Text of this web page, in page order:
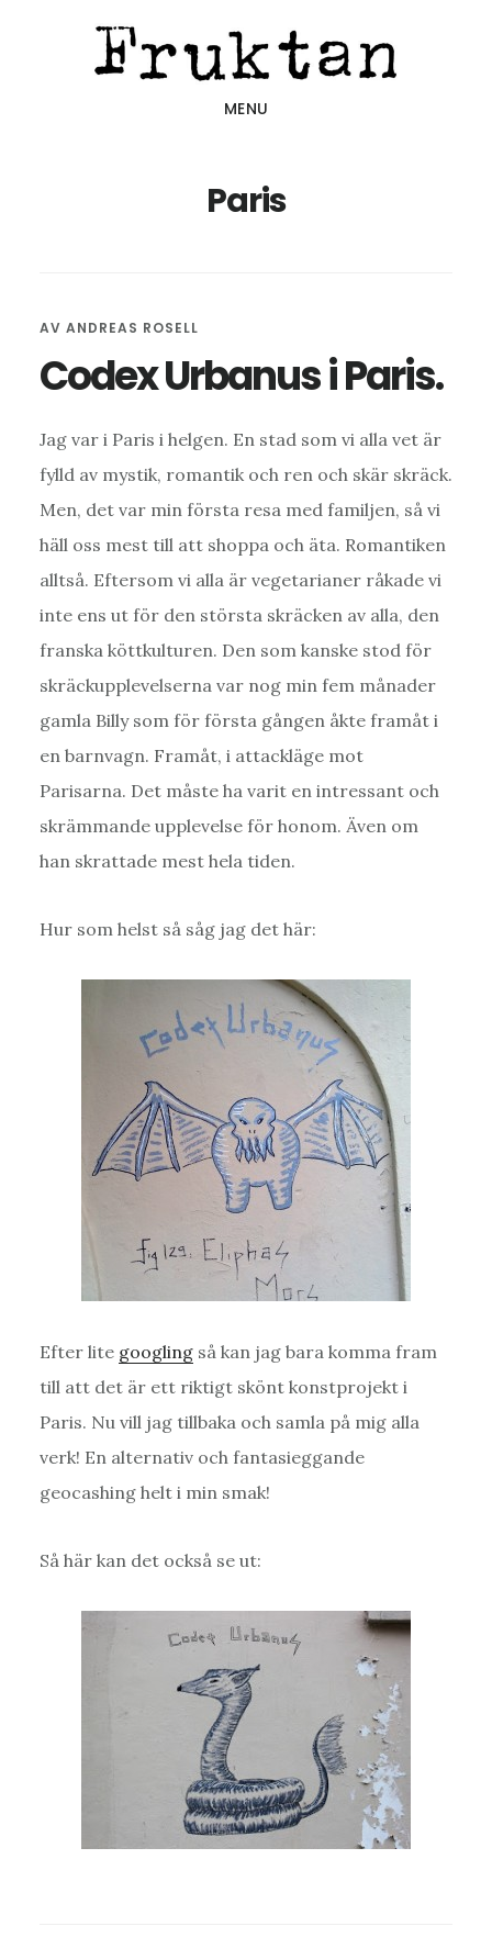
MENU
Paris
AV ANDREAS ROSELL
Codex Urbanus i Paris.
Jag var i Paris i helgen. En stad som vi alla vet är
fylld av mystik, romantik och ren och skär skräck.
Men, det var min första resa med familjen, så vi
häll oss mest till att shoppa och äta. Romantiken
alltså. Eftersom vi alla är vegetarianer råkade vi
inte ens ut för den största skräcken av alla, den
franska köttkulturen. Den som kanske stod för
skräckupplevelserna var nog min fem månader
gamla Billy som för första gången åkte framåt i
en barnvagn. Framåt, i attackläge mot
Parisarna. Det måste ha varit en intressant och
skrämmande upplevelse för honom. Även om
han skrattade mest hela tiden.
Hur som helst så såg jag det här:
Efter lite googlingså kan jag bara komma fram
till att det är ett riktigt skönt konstprojekt i
Paris. Nu vill jag tillbaka och samla på mig alla
verk! En alternativ och fantasieggande
geocashing helt i min smak!
Så här kan det också se ut: